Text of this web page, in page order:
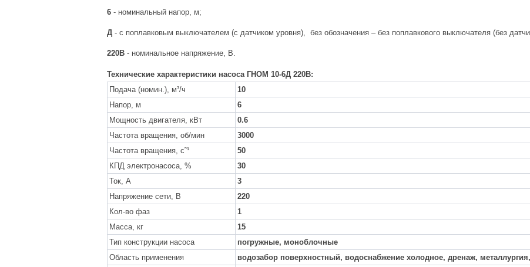
6 - номинальный напор, м;
Д - с поплавковым выключателем (с датчиком уровня), без обозначения – без поплавкового выключателя (без
220В - номинальное напряжение, В.
Технические характеристики насоса ГНОМ 10-6Д 220В:
Подача (номин.), м³/ч
10
Напор, м
6
Мощность двигателя, кВт
0.6
Частота вращения, об/мин
3000
Частота вращения, c˜¹
50
КПД электронасоса, %
30
Ток, А
3
Напряжение сети, В
220
Кол-во фаз
1
Масса, кг
15
Тип конструкции насоса
погружные, моноблочные
Область применения
водозабор поверхностный, водоснабжение холодное, дренаж,